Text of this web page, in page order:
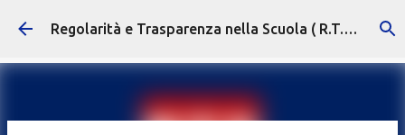
Passa ai contenuti principali Regolarità e Trasparenza nella Scuola ( R.T.S. )